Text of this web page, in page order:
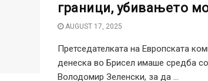
граници, убивањето
AUGUST 17, 2025
Претседателката на Европската
денеска во Брисел имаше средба
Володомир Зеленски, за да ...